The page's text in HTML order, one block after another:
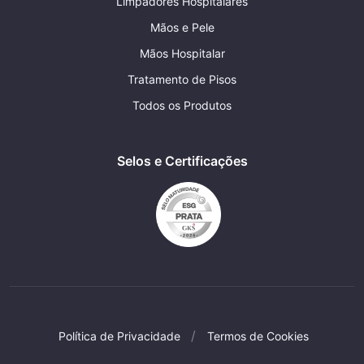
Mãos e Pele
Mãos Hospitalar
Tratamento de Pisos
Todos os Produtos
Selos e Certificações
Política de Privacidade Termos de Cookies